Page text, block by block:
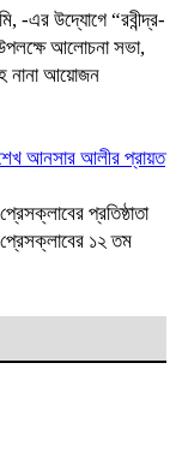
-এর উদ্যোগে “রবীন্দ্র-
আলোচনা সভা,
নানা আয়োজন
শেখ আনসার আলীর প্রায়ত
প্রতিষ্ঠাতা
১২ তম